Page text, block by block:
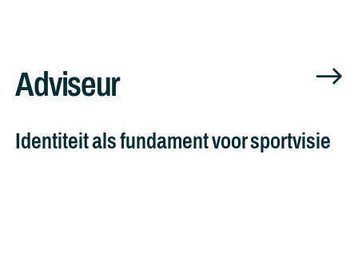
Adviseur
Identiteit als fundament voor sportvisie